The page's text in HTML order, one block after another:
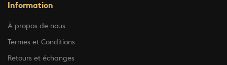
Information
À propos de nous
Termes et Conditions
Retours et échanges